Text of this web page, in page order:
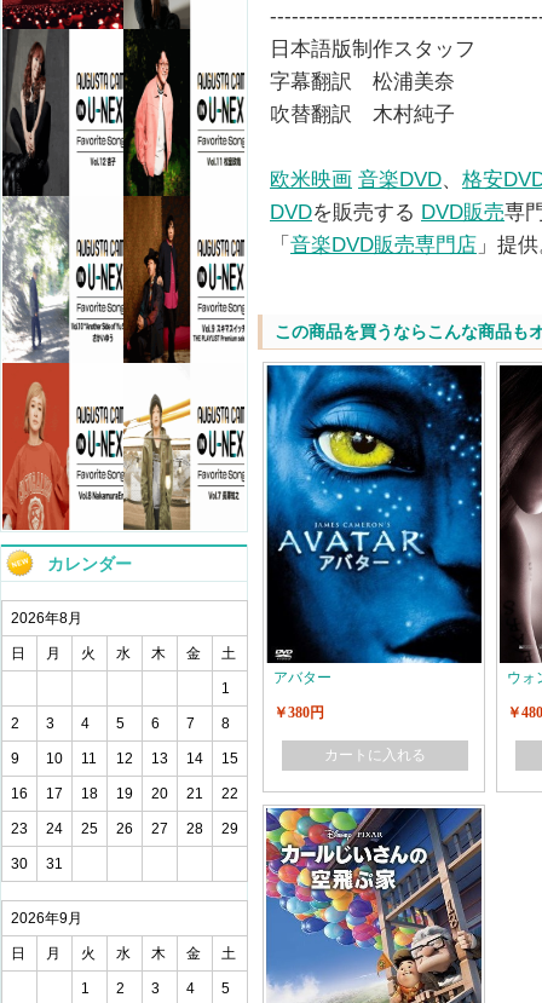
カレンダー
2026年8月
日 月 火 水 木 金 土
1
2 3 4 5 6 7 8
9 10 11 12 13 14 15
16 17 18 19 20 21 22
23 24 25 26 27 28 29
30 31
2026年9月
日 月 火 水 木 金 土
1 2 3 4 5
日本語版制作スタッフ
字幕翻訳 松浦美奈
吹替翻訳 木村純子
欧米映画 音楽DVD、 格安
DVDを販売する DVD販売専
「 音楽DVD販売専門店 」提
この商品を買うならこんな商品も
アバター
￥380円
カートに入れる
ウォ
￥